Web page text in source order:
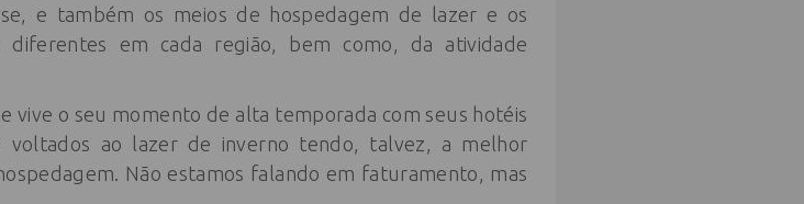
e também os meios de hospedagem de lazer e os
diferentes em cada região, bem como, da atividade
vive o seu momento de alta temporada com seus hotéis
voltados ao lazer de inverno tendo, talvez, a melhor
Não estamos falando em faturamento, mas